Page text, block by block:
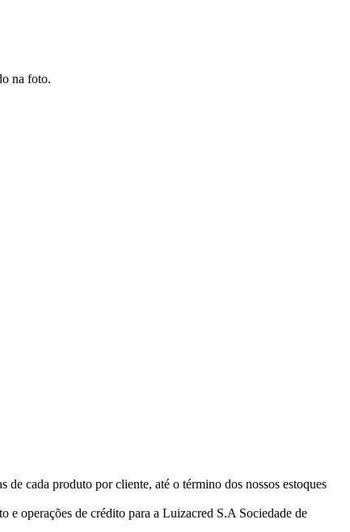
na foto.
cada produto por cliente, até o término dos nossos estoques
e operações de crédito para a Luizacred S.A Sociedade de